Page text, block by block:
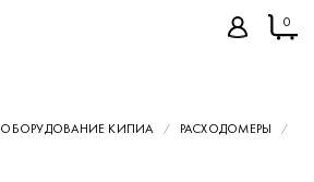
0
ОБОРУДОВАНИЕ КИПИА
РАСХОДОМЕРЫ